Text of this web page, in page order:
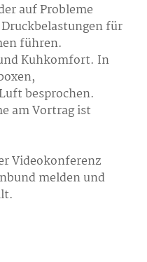
auf Probleme
für
führen.
Kuhkomfort. In
besprochen.
am Vortrag ist
Videokonferenz
melden und